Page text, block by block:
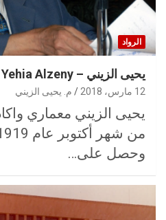
الرواد
يحيى الزيني – Yehia Alzeny
12 مارس، 2018 م. يحيى الزيني
يحيى الزيني معماري
وحصل على…